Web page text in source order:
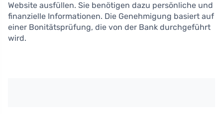
Website ausfüllen. Sie benötigen dazu persönliche und
finanzielle Informationen. Die Genehmigung basiert auf
einer Bonitätsprüfung, die von der Bank durchgeführt
wird.